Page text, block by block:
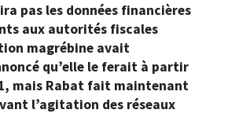
pas les données financières
aux autorités fiscales
magrébine avait
qu’elle le ferait à partir
mais Rabat fait maintenant
l’agitation des réseaux